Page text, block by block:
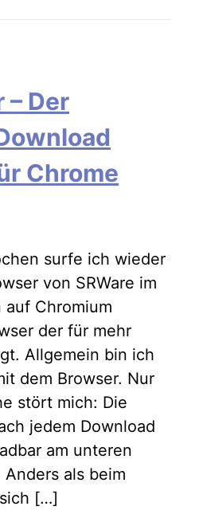
– Der
Chrome
surfe ich wieder
von SRWare im
auf Chromium
der für mehr
Allgemein bin ich
dem Browser. Nur
stört mich: Die
jedem Download
am unteren
als beim
[…]